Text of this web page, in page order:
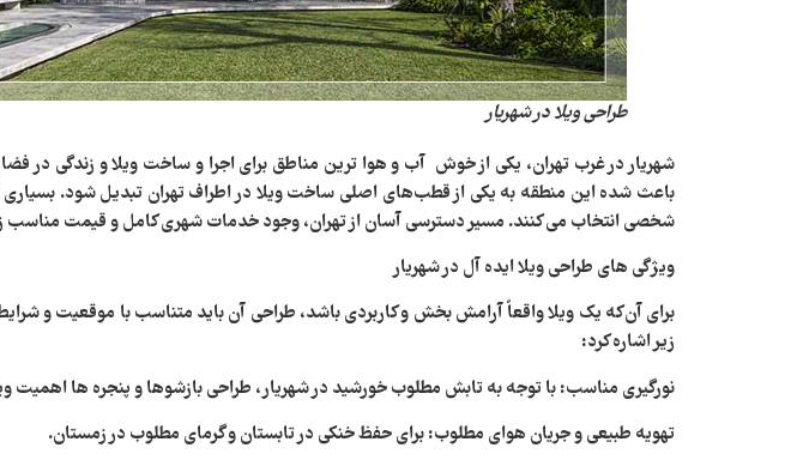
طراحی ویلا در شهریار
شهریار در غرب تهران، یکی از خوش آب و هوا ترین مناطق برای اجرا و ساخت ویلا و زندگی در
باعث شده این منطقه به یکی از قطب‌های اصلی ساخت ویلا در اطراف تهران تبدیل شود. بسیاری از
شخصی انتخاب می‌ کنند. مسیر دسترسی آسان از تهران، وجود خدمات شهری کامل و قیمت مناسب
ویژگی‌ های طراحی ویلا ایده‌ آل در شهریار
برای آن‌که یک ویلا واقعاً آرامش‌ بخش و کاربردی باشد، طراحی آن باید متناسب با موقعیت و
زیر اشاره کرد:
نورگیری مناسب:با توجه به تابش مطلوب خورشید در شهریار، طراحی بازشوها و پنجره‌ ها اهمیت
تهویه طبیعی و جریان هوای مطلوب:برای حفظ خنکی در تابستان و گرمای مطلوب در زمستان.